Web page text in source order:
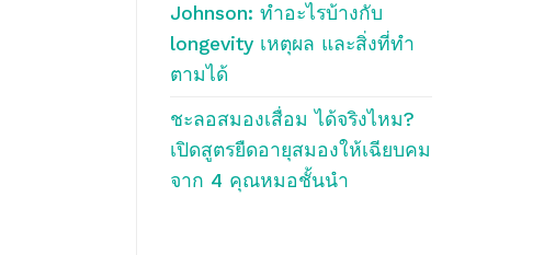
Johnson: ทำอะไรบ้างกับ
longevity เหตุผล และสิ่งที่ทำ
ตามได้
ชะลอสมองเสื่อม ได้จริงไหม?
เปิดสูตรยืดอายุสมองให้เฉียบคม
จาก 4 คุณหมอชั้นนำ